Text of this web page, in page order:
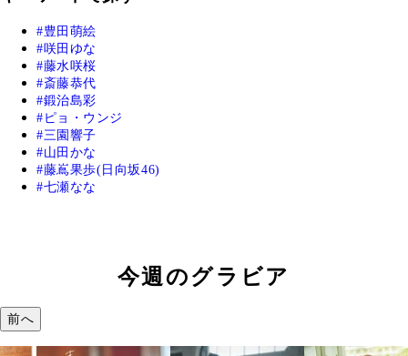
豊田萌絵
咲田ゆな
藤水咲桜
斎藤恭代
鍛治島彩
ピョ・ウンジ
三園響子
山田かな
藤嶌果歩(日向坂46)
七瀬なな
今週のグラビア
前へ